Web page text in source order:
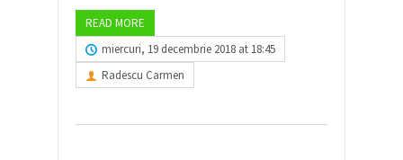
READ MORE
miercuri, 19 decembrie 2018 at 18:45
Radescu Carmen